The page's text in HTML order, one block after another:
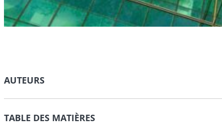
AUTEURS
TABLE DES MATIÈRES